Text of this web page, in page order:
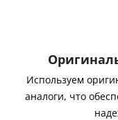
Используем
аналоги, что